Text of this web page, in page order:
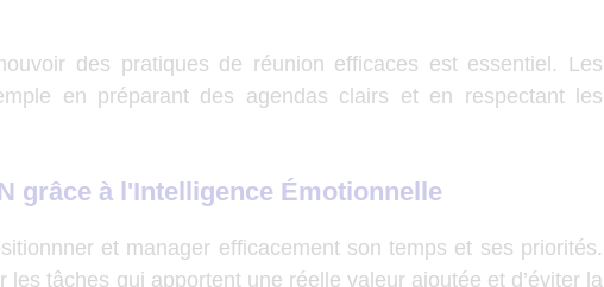
des pratiques de réunion efficaces est essentiel. Les
en préparant des agendas clairs et en respectant les
grâce à l'Intelligence Émotionnelle
et manager efficacement son temps et ses priorités.
les tâches qui apportent une réelle valeur ajoutée et d’éviter la